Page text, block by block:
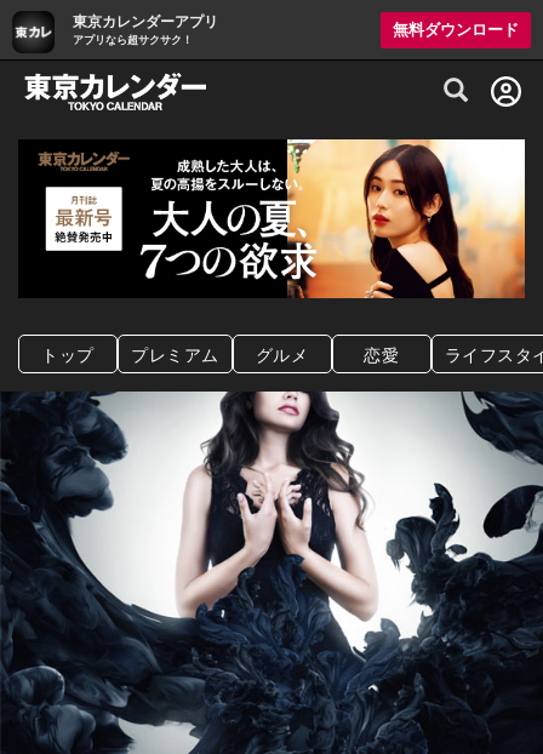
東京カレンダーアプリ
アプリなら超サクサク！
無料ダウンロード
グルメ情報・プレミアムレストラン予約
トップ プレミアム グルメ 恋愛 ライフスタ